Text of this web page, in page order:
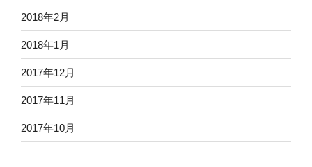
2018年2月
2018年1月
2017年12月
2017年11月
2017年10月